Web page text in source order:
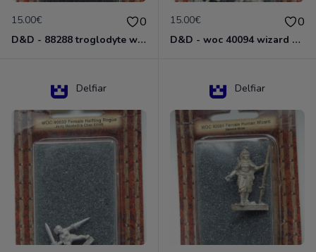
15.00€ 0
D&D - 88288 troglodyte with long Miniature - Donjons Dragons
15.00€ 0
D&D - woc 40094 wizard human male Miniature - Donjons Dragons
Delfiar Delfiar